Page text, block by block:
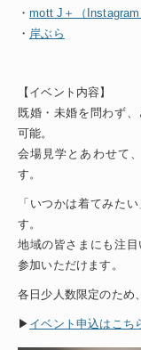
・mott J＋（Instagram
・ 岸ぶら
【イベント内容】
既婚・未婚を問わず
可能。
会場見学とあわせて
す。
「いつかは着てみた
す。
地域の皆さまにも注
参加いただけます。
各日少人数限定のため
▶ イベント申込はこち